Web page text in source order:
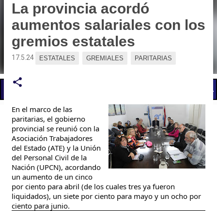
📢 LO ÚLTIMO
La provincia acordó
aumentos salariales con los
gremios estatales
17.5.24 ESTATALES GREMIALES PARITARIAS
En el marco de las
paritarias, el gobierno
provincial se reunió con la
Asociación Trabajadores
del Estado (ATE) y la Unión
del Personal Civil de la
Nación (UPCN), acordando
un aumento de un cinco
por ciento para abril (de los cuales tres ya fueron
liquidados), un siete por ciento para mayo y un ocho por
ciento para junio.